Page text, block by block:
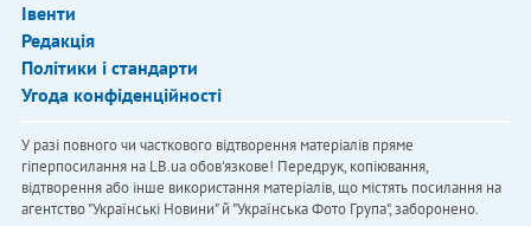
Івенти
Редакція
Політики і стандарти
Угода конфіденційності
У разі повного чи часткового відтворення матеріалів пряме
гіперпосилання на LB.ua обов'язкове! Передрук, копіювання,
відтворення або інше використання матеріалів, що містять посилання на
агентство "Українськi Новини" й "Українська Фото Група", заборонено.